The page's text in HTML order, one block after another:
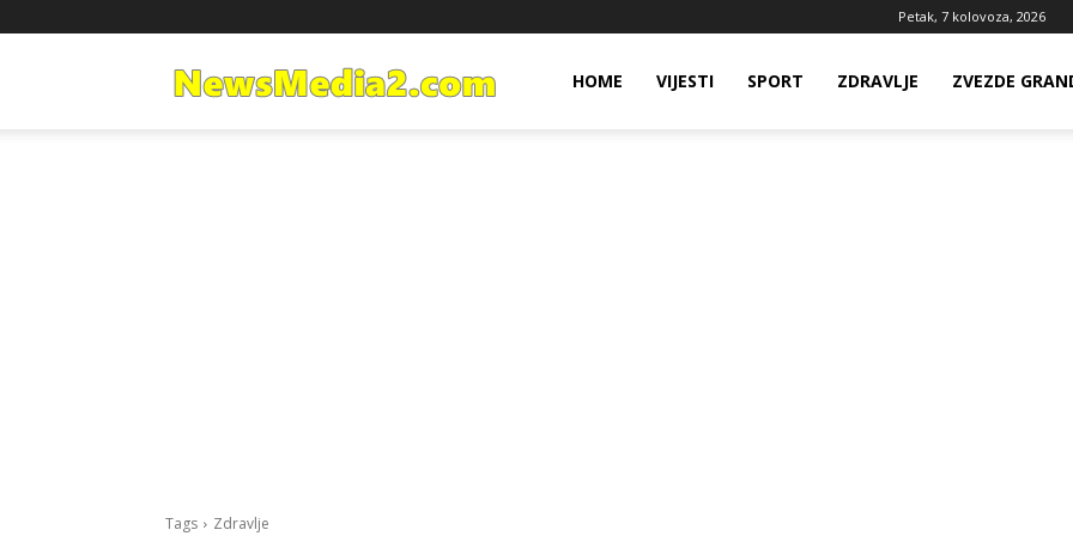
Petak, 7 kolovoza, 2026
HOME VIJESTI SPORT ZDRAVLJE ZVEZDE
Tags Zdravlje